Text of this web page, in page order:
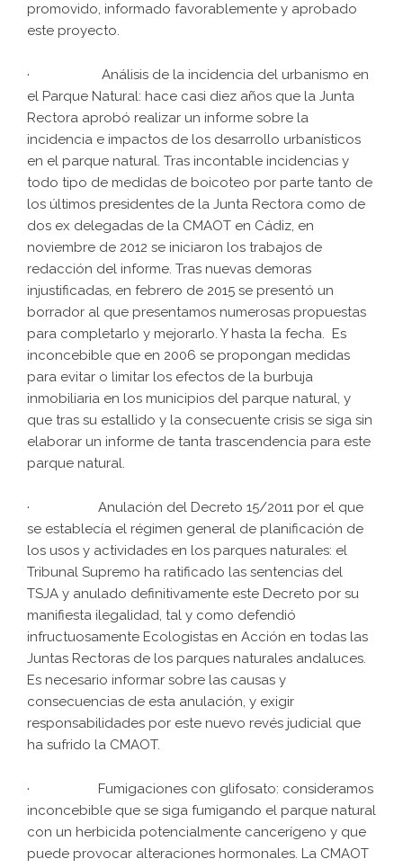
promovido, informado favorablemente y aprobado
este proyecto.
· Análisis de la incidencia del urbanismo en
el Parque Natural: hace casi diez años que la Junta
Rectora aprobó realizar un informe sobre la
incidencia e impactos de los desarrollo urbanísticos
en el parque natural. Tras incontable incidencias y
todo tipo de medidas de boicoteo por parte tanto de
los últimos presidentes de la Junta Rectora como de
dos ex delegadas de la CMAOT en Cádiz, en
noviembre de 2012 se iniciaron los trabajos de
redacción del informe. Tras nuevas demoras
injustificadas, en febrero de 2015 se presentó un
borrador al que presentamos numerosas propuestas
para completarlo y mejorarlo. Y hasta la fecha. Es
inconcebible que en 2006 se propongan medidas
para evitar o limitar los efectos de la burbuja
inmobiliaria en los municipios del parque natural, y
que tras su estallido y la consecuente crisis se siga sin
elaborar un informe de tanta trascendencia para este
parque natural.
· Anulación del Decreto 15/2011 por el que
se establecía el régimen general de planificación de
los usos y actividades en los parques naturales: el
Tribunal Supremo ha ratificado las sentencias del
TSJA y anulado definitivamente este Decreto por su
manifiesta ilegalidad, tal y como defendió
infructuosamente Ecologistas en Acción en todas las
Juntas Rectoras de los parques naturales andaluces.
Es necesario informar sobre las causas y
consecuencias de esta anulación, y exigir
responsabilidades por este nuevo revés judicial que
ha sufrido la CMAOT.
· Fumigaciones con glifosato: consideramos
inconcebible que se siga fumigando el parque natural
con un herbicida potencialmente cancerígeno y que
puede provocar alteraciones hormonales. La CMAOT